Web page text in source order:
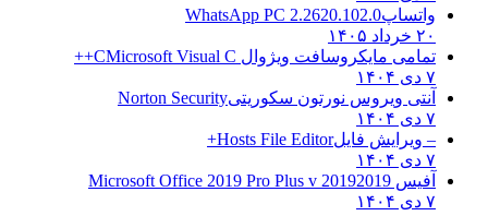
واتساپWhatsApp PC 2.2620.102.0
۲۰ خرداد ۱۴۰۵
تمامی مایکروسافت ویژوال C Microsoft Visual C++
۷ دی ۱۴۰۴
آنتی ویروس نورتون سکوریتیNorton Security
۷ دی ۱۴۰۴
– ویرایش فایلHosts File Editor+
۷ دی ۱۴۰۴
آفیس 2019 2019 Microsoft Office 2019 Pro Plus v
۷ دی ۱۴۰۴